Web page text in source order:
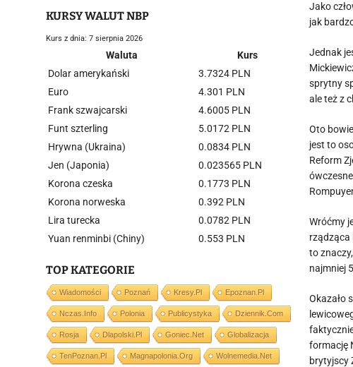
Jako
jak
Jednak
sprytny
ale też z
Oto
jest to
Reform
Wróćmy
rządząca
to
najmniej
Okazało
formację
brytyjscy
KURSY WALUT NBP
Kurs z dnia: 7 sierpnia 2026
Waluta
Kurs
Dolar amerykański
3.7324 PLN
Euro
4.301 PLN
Frank szwajcarski
4.6005 PLN
Funt szterling
5.0172 PLN
Hrywna (Ukraina)
0.0834 PLN
Jen (Japonia)
0.023565 PLN
Korona czeska
0.1773 PLN
Korona norweska
0.392 PLN
Lira turecka
0.0782 PLN
Yuan renminbi (Chiny)
0.553 PLN
TOP KATEGORIE
Wiadomości Poznań Kresy.pl Epoznan.pl
Nczas.info Polonia Publicystyka Dziennik.com
Rosja Dlapolski.pl Goniec.net Globalizacja
TenPoznan.pl Magnapolonia.org Wolnemedia.net